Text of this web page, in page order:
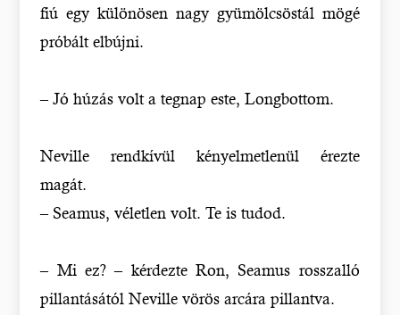
fiú egy különösen nagy gyümölcsöstál mögé
próbált elbújni.
– Jó húzás volt a tegnap este, Longbottom.
Neville rendkívül kényelmetlenül érezte
magát.
– Seamus, véletlen volt. Te is tudod.
– Mi ez? – kérdezte Ron, Seamus rosszalló
pillantásától Neville vörös arcára pillantva.